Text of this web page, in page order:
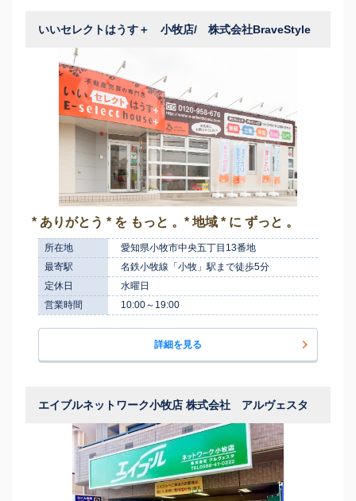
いいセレクトはうす＋ 小牧店/ 株式会社BraveStyle
* ありがとう * を もっと 。* 地域 * に ずっと 。
所在地
愛知県小牧市中央五丁目13番地
最寄駅
名鉄小牧線「小牧」駅まで徒歩5分
定休日
水曜日
営業時間
10:00～19:00
詳細を見る
エイブルネットワーク小牧店 株式会社 アルヴェスタ